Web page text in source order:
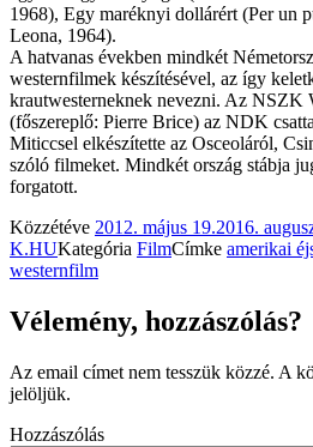
1968), Egy maréknyi dollárért (Per un
Leona, 1964).
A hatvanas években mindkét
westernfilmek készítésével, az így
krautwesterneknek nevezni. Az NSZK
(főszereplő: Pierre Brice) az NDK
Miticcsel elkészítette az Osceoláról,
szóló filmeket. Mindkét ország stábja
forgatott.
Közzétéve 2012. május 19.2016.
K.HUKategória FilmCímke amerikai
westernfilm
Vélemény, hozzászólás?
Az email címet nem tesszük közzé. A
jelöljük.
Hozzászólás